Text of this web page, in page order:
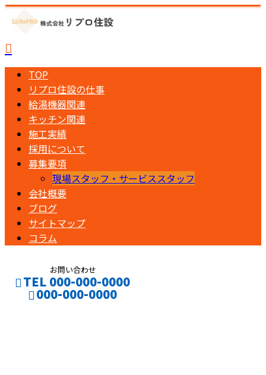
TOP
リプロ住設の仕事
給湯機器関連
キッチン関連
施工実績
採用について
募集要項
現場スタッフ・サービススタッフ
会社概要
ブログ
サイトマップ
コラム
お問い合わせ
TEL 000-000-0000
000-000-0000